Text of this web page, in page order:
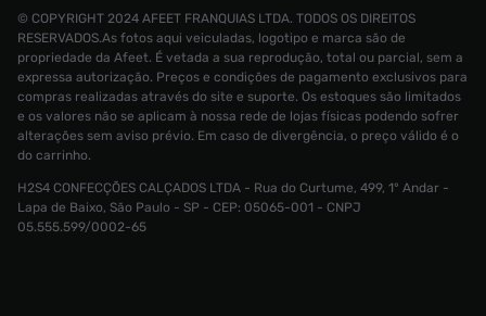
© COPYRIGHT 2024 AFEET FRANQUIAS LTDA. TODOS OS DIREITOS
RESERVADOS.As fotos aqui veiculadas, logotipo e marca são de
propriedade da Afeet. É vetada a sua reprodução, total ou parcial, sem a
expressa autorização. Preços e condições de pagamento exclusivos para
compras realizadas através do site e suporte. Os estoques são limitados
e os valores não se aplicam à nossa rede de lojas físicas podendo sofrer
alterações sem aviso prévio. Em caso de divergência, o preço válido é o
do carrinho.
H2S4 CONFECÇÕES CALÇADOS LTDA - Rua do Curtume, 499, 1° Andar -
Lapa de Baixo, São Paulo - SP - CEP: 05065-001 - CNPJ
05.555.599/0002-65